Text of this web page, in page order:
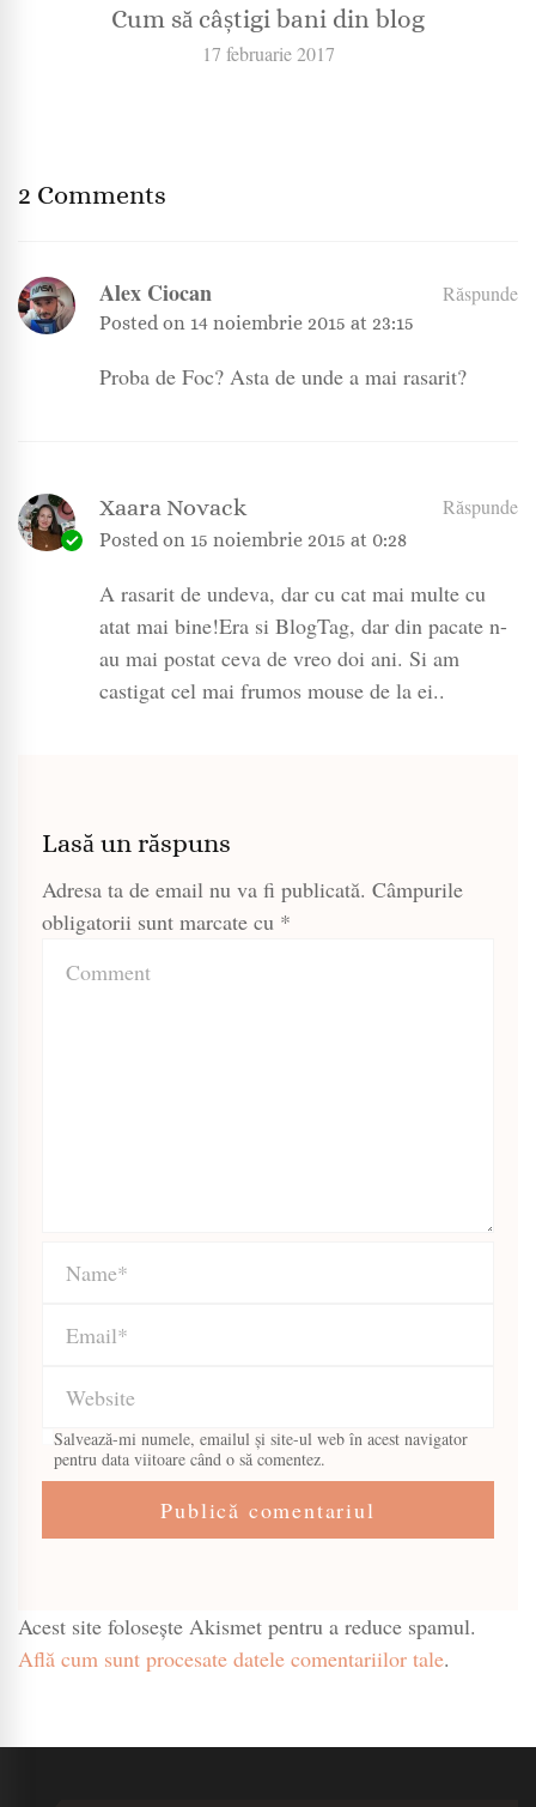
Cum să câștigi bani din blog
17 februarie 2017
2 Comments
Alex Ciocan
Posted on 14 noiembrie 2015 at 23:15
Răspunde
Proba de Foc? Asta de unde a mai rasarit?
Xaara Novack
Posted on 15 noiembrie 2015 at 0:28
Răspunde
A rasarit de undeva, dar cu cat mai multe cu
atat mai bine!Era si BlogTag, dar din pacate n-
au mai postat ceva de vreo doi ani. Si am
castigat cel mai frumos mouse de la ei..
Lasă un răspuns
Adresa ta de email nu va fi publicată. Câmpurile
obligatorii sunt marcate cu *
Salvează-mi numele, emailul și site-ul web în acest navigator
pentru data viitoare când o să comentez.
Acest site folosește Akismet pentru a reduce spamul.
Află cum sunt procesate datele comentariilor tale.